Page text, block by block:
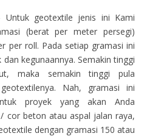
geotextile jenis ini Kami
(berat per meter persegi)
per roll. Pada setiap gramasi ini
kegunaannya. Semakin tinggi
maka semakin tinggi pula
Nah, gramasi ini
proyek yang akan Anda
cor beton atau aspal jalan raya,
dengan gramasi 150 atau